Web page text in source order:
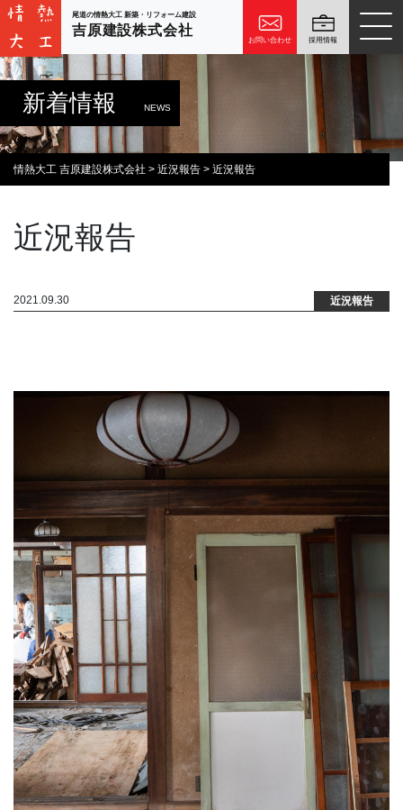
尾道の情熱大工 新築・リフォーム建設
吉原建設株式会社
お問い合わせ 採用情報
新着情報 NEWS
情熱大工 吉原建設株式会社 > 近況報告 > 近況報告
近況報告
2021.09.30 近況報告